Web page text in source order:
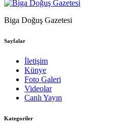
Biga Doğuş Gazetesi
Sayfalar
İletişim
Künye
Foto Galeri
Videolar
Canlı Yayın
Kategoriler